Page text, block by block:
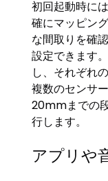
初回起動時に
確にマッピン
な間取りを確
設定できます
し、それぞれ
複数のセンサ
20mmまでの
行します。
アプリや